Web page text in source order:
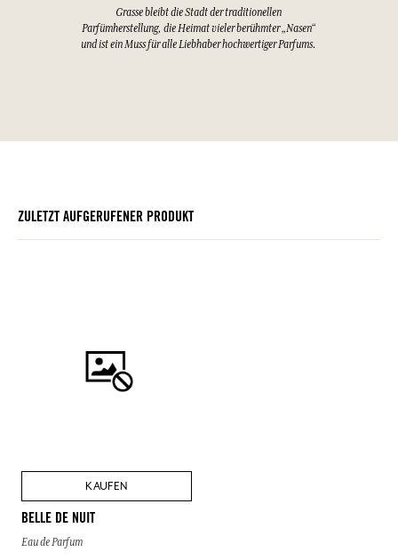
Grasse bleibt die Stadt der traditionellen
Parfümherstellung, die Heimat vieler berühmter „Nasen“
und ist ein Muss für alle Liebhaber hochwertiger Parfums.
ZULETZT AUFGERUFENER PRODUKT
KAUFEN
BELLE DE NUIT
Eau de Parfum